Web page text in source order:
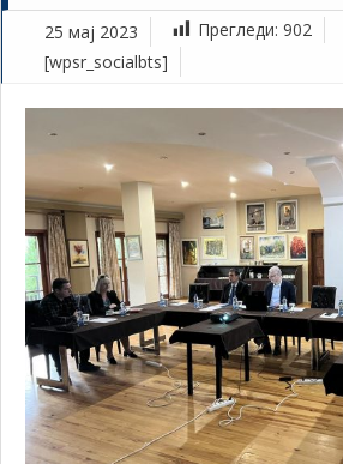
25 мај 2023 Прегледи: 902
[wpsr_socialbts]